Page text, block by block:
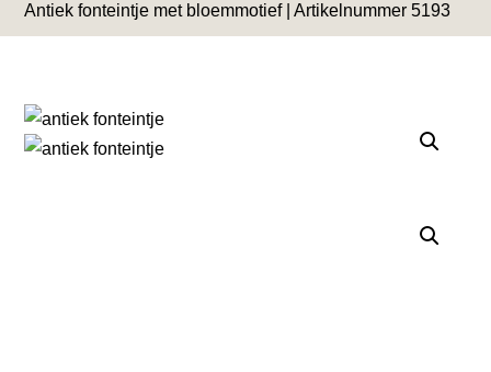
Antiek fonteintje met bloemmotief | Artikelnummer 5193